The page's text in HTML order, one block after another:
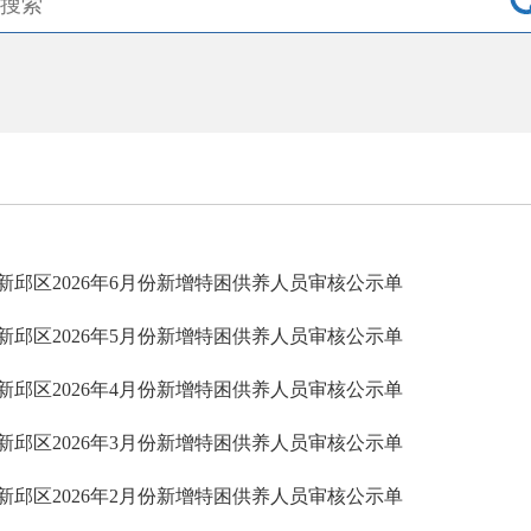
邱区2026年6月份新增特困供养人员审核公示单
邱区2026年5月份新增特困供养人员审核公示单
邱区2026年4月份新增特困供养人员审核公示单
邱区2026年3月份新增特困供养人员审核公示单
邱区2026年2月份新增特困供养人员审核公示单